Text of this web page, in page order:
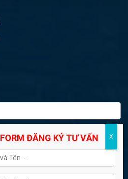
FORM ĐĂNG KÝ TƯ VẤN